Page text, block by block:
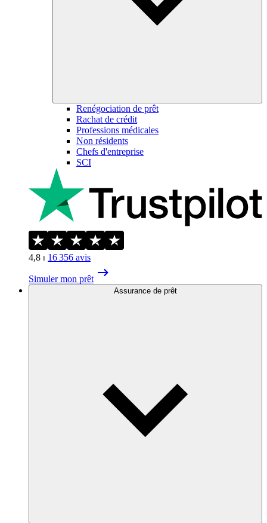
Renégociation de prêt
Rachat de crédit
Professions médicales
Non résidents
Chefs d'entreprise
SCI
4,8 ⏐ 16 356 avis
Simuler mon prêt
Assurance de prêt